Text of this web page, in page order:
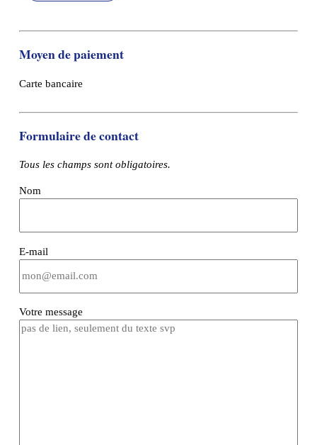
Moyen de paiement
Carte bancaire
Formulaire de contact
Tous les champs sont obligatoires.
Nom
E-mail
Votre message